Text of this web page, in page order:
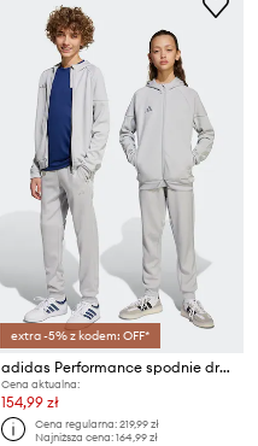
extra -5% z kodem: OFF*
adidas Performance spodnie dresowe dziecięce
Cena aktualna:
154,99 zł
Cena regularna:219,99 zł
Najniższa cena:164,99 zł